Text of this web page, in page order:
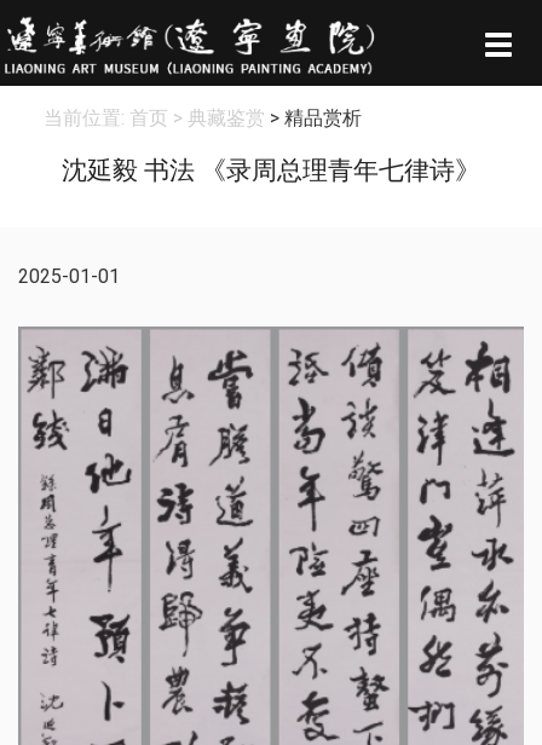
当前位置: 首页 > 典藏鉴赏 > 精品赏析
沈延毅 书法 《录周总理青年七律诗》
2025-01-01